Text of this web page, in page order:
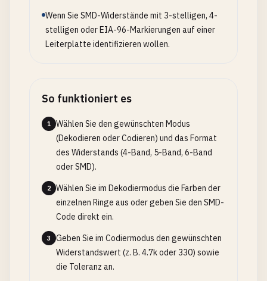
Wenn Sie SMD-Widerstände mit 3-stelligen, 4-
stelligen oder EIA-96-Markierungen auf einer
Leiterplatte identifizieren wollen.
So funktioniert es
1
Wählen Sie den gewünschten Modus
(Dekodieren oder Codieren) und das Format
des Widerstands (4-Band, 5-Band, 6-Band
oder SMD).
2
Wählen Sie im Dekodiermodus die Farben der
einzelnen Ringe aus oder geben Sie den SMD-
Code direkt ein.
3
Geben Sie im Codiermodus den gewünschten
Widerstandswert (z. B. 4.7k oder 330) sowie
die Toleranz an.